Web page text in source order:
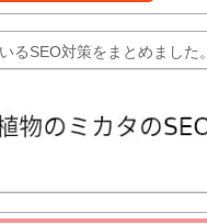
るSEO対策をまとめました。